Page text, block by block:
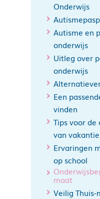
Onderwijs
Autisme en
onderwijs
Uitleg over
onderwijs
Een
vinden
Tips voor de
van
Ervaringen
op school
maat
Veilig